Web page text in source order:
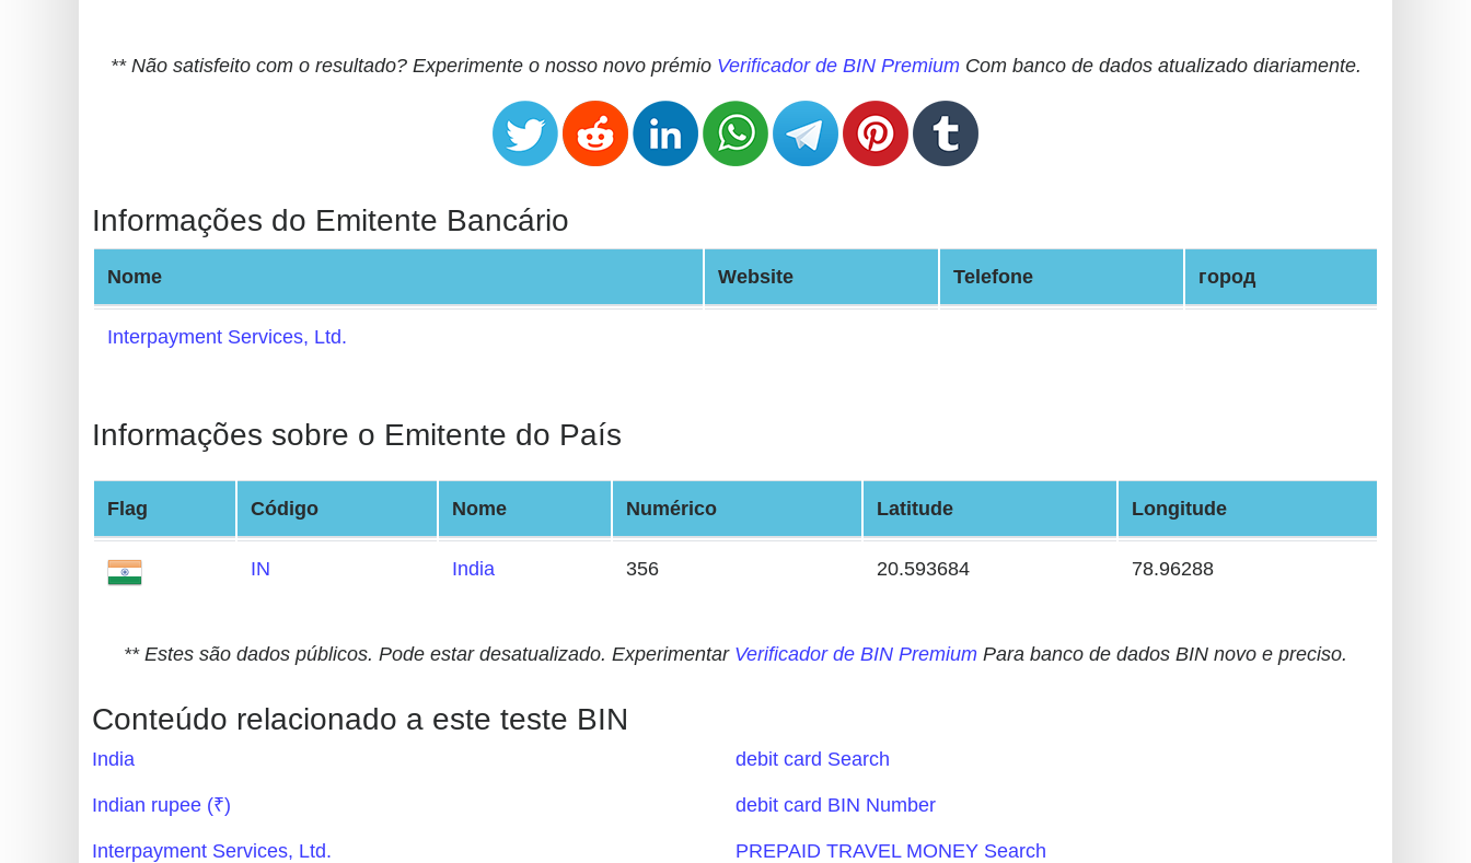
CC
Generator
Credit
Card
Validator
Credit
Card
Credit
Generator
Generate
Credit
Card
BIN
Card
Service
What
** Não satisfeito com o resultado? Experimente o nosso novo prémio Verificador de BIN PremiumCom banco de dados atualizado diariamente.
Informações do Emitente Bancário
Nome Website Telefone город
Interpayment Services, Ltd.
Informações sobre o Emitente do País
Flag Código Nome Numérico Latitude Longitude
IN India 356 20.593684 78.96288
** Estes são dados públicos. Pode estar desatualizado. Experimentar Verificador de BIN Premium Para banco de dados BIN novo e preciso.
Conteúdo relacionado a este teste BIN
India
Indian rupee (₹)
Interpayment Services, Ltd.
debit card Search
debit card BIN Number
PREPAID TRAVEL MONEY Search